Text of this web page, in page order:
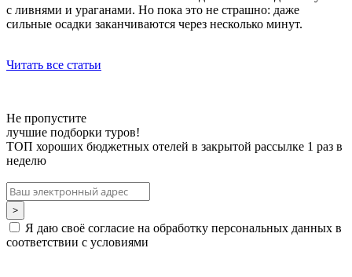
с ливнями и ураганами. Но пока это не страшно: даже
сильные осадки заканчиваются через несколько минут.
Читать все статьи
Не пропустите
лучшие подборки туров!
ТОП хороших бюджетных отелей в закрытой рассылке 1 раз в
неделю
Я даю своё согласие на обработку персональных данных в
соответствии с условиями